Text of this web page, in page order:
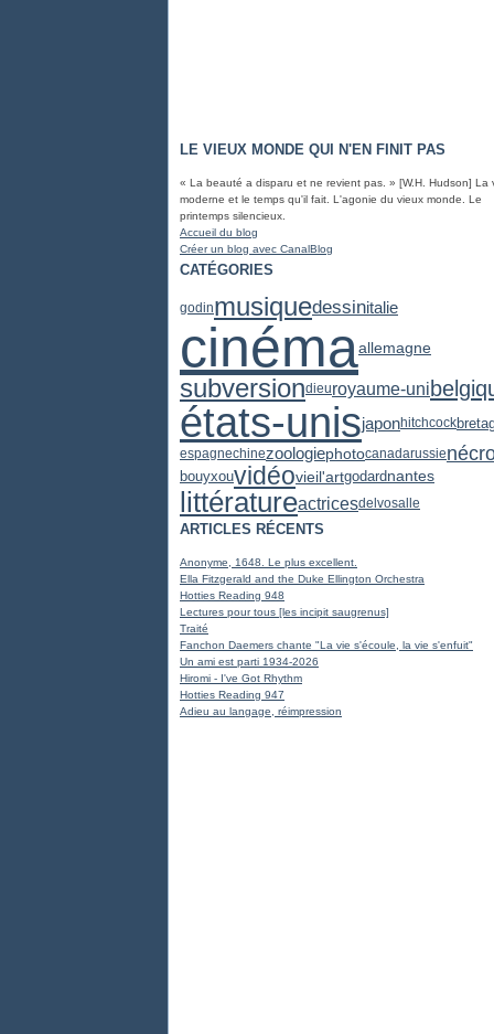
LE VIEUX MONDE QUI N'EN FINIT PAS
« La beauté a disparu et ne revient pas. » [W.H. Hudson] La
moderne et le temps qu'il fait. L'agonie du vieux monde. Le
printemps silencieux.
Accueil du blog
Créer un blog avec CanalBlog
CATÉGORIES
godinmusiquedessinitalie
cinémaallemagne
subversiondieuroyaume-uni
états-unisjaponhitchcock
espagnechinezoologiephotocanadarussie
bouyxouvidéovieil'artgodardnantes
littératureactricesdelvosalle
ARTICLES RÉCENTS
Anonyme, 1648. Le plus excellent.
Ella Fitzgerald and the Duke Ellington Orchestra
Hotties Reading 948
Lectures pour tous [les incipit saugrenus]
Traité
Fanchon Daemers chante "La vie s'écoule, la vie s'enfuit"
Un ami est parti 1934-2026
Hiromi - I've Got Rhythm
Hotties Reading 947
Adieu au langage, réimpression